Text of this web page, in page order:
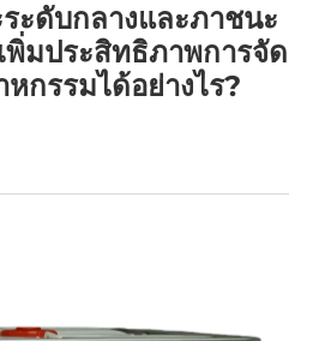
ะดับกลางและภาชนะ
มประสิทธิภาพการจัด
หกรรมได้อย่างไร?